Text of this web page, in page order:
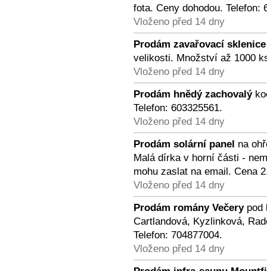
fota. Ceny dohodou. Telefon:
Vloženo před 14 dny
Prodám zavařovací sklenice
velikosti. Množství až 1000
Vloženo před 14 dny
Prodám hnědý zachovalý
Telefon: 603325561.
Vloženo před 14 dny
Prodám solární panel na
Malá dírka v horní části -
mohu zaslat na email. Cena
Vloženo před 14 dny
Prodám romány Večerypod
Cartlandová, Kyzlinková,
Telefon: 704877004.
Vloženo před 14 dny